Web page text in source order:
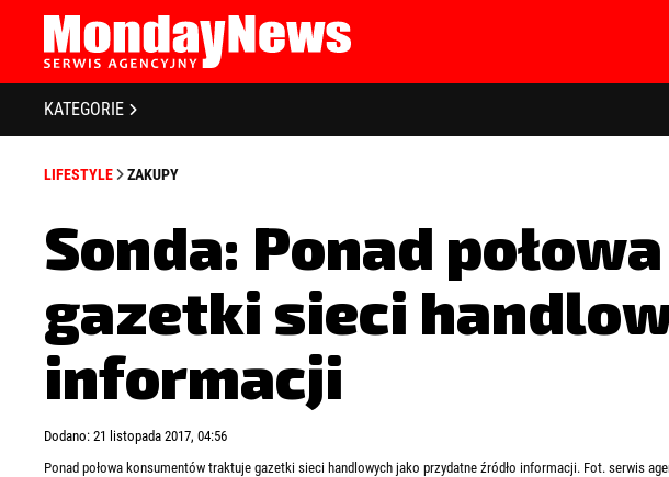
STRONA GŁÓWNA
O NAS
POLITYKA PRYWATNOŚCI
KONTAKT
Zapamiętaj mnie
KATEGORIE
BIZNES I GOSPODARKA
BANKOWOŚĆ I FINANSE
SPOŁECZEŃSTWO
MEDIA
ZDROWIE I URODA
KULTURA
LIFESTYLE ZAKUPY
Sonda: Ponad
gazetki sieci
informacji
Dodano: 21 listopada 2017, 04:56
Ponad połowa konsumentów traktuje gazetki sieci handlowych jako przydatne źródło informacji. Fot. serwis